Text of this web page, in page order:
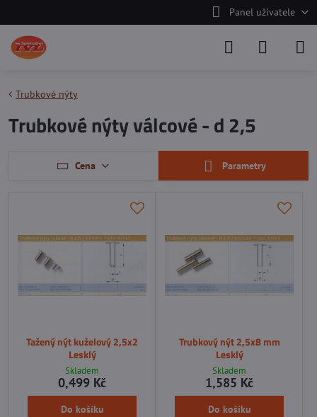
Panel uživatele
Trubkové nýty
Trubkové nýty válcové - d 2,5
Cena Parametry
Tažený nýt kuželový 2,5x2
Lesklý
Skladem
0,499 Kč
Do košíku
Trubkový nýt 2,5x8 mm
Lesklý
Skladem
1,585 Kč
Do košíku